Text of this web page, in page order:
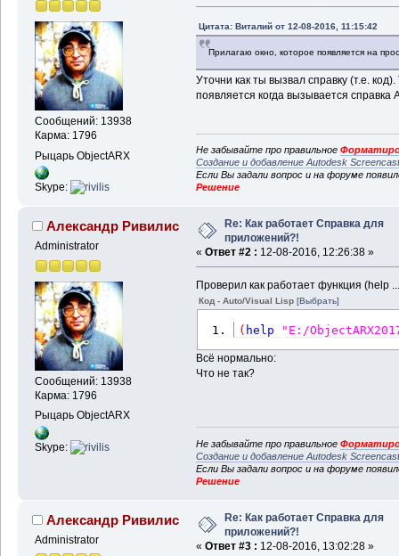
Сообщений: 13938
Карма: 1796
Рыцарь ObjectARX
Skype:
Цитата: Виталий от 12-08-2016, 11:15:42
Прилагаю окно, которое появляется на
Уточни как ты вызвал справку (т.е.
появляется когда вызывается справка
Не забывайте про правильное
Создание и добавление Autodesk
Если Вы задали вопрос и на форуме
Решение
Александр Ривилис
Administrator
Сообщений: 13938
Карма: 1796
Рыцарь ObjectARX
Skype:
Re: Как работает Справка для
приложений?!
« Ответ #2 : 12-08-2016, 12:26:38 »
Проверил как работает функция (help
Код - Auto/Visual Lisp [Выбрать]
( help "E:/
Всё нормально:
Что не так?
Не забывайте про правильное
Создание и добавление Autodesk
Если Вы задали вопрос и на форуме
Решение
Александр Ривилис
Administrator
Re: Как работает Справка для
приложений?!
« Ответ #3 : 12-08-2016, 13:02:28 »